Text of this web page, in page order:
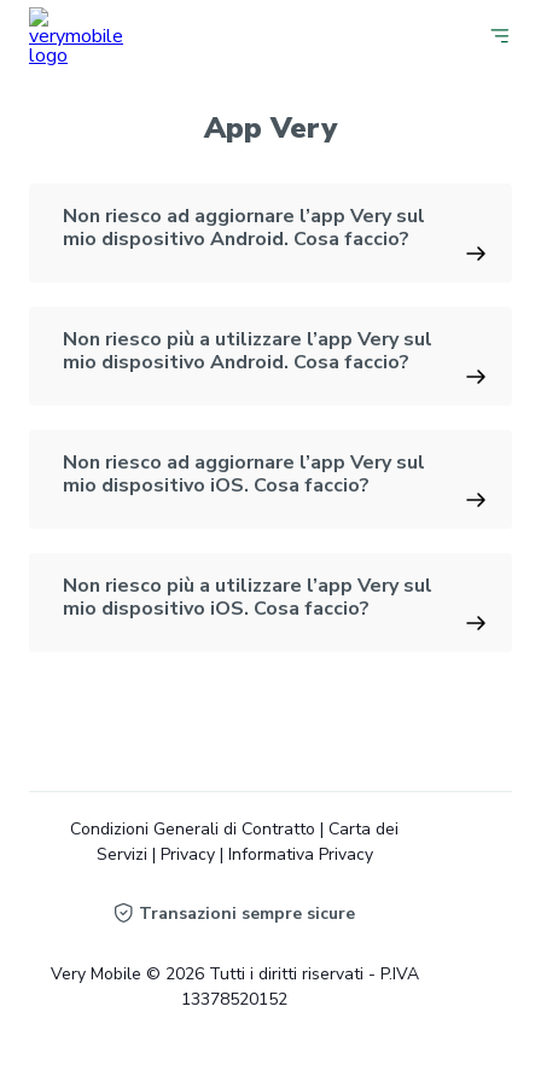
App Very
Non riesco ad aggiornare l’app Very sul
mio dispositivo Android. Cosa faccio?
Non riesco più a utilizzare l’app Very sul
mio dispositivo Android. Cosa faccio?
Non riesco ad aggiornare l’app Very sul
mio dispositivo iOS. Cosa faccio?
Non riesco più a utilizzare l’app Very sul
mio dispositivo iOS. Cosa faccio?
Transazioni sempre sicure
Very Mobile © 2026 Tutti i diritti riservati - P.IVA
13378520152
Condizioni Generali di Contratto | Carta dei
Servizi | Privacy| Informativa Privacy